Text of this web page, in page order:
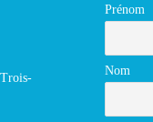
Prénom
Nom